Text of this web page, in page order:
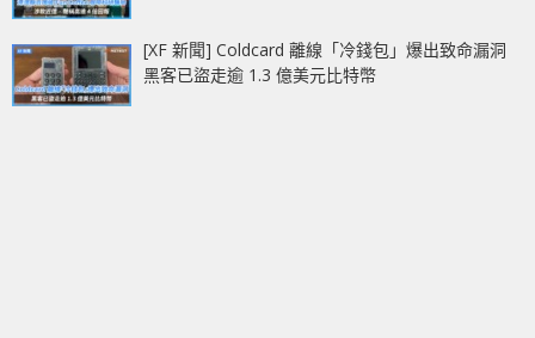
[XF 新聞] Coldcard 離線「冷錢包」爆出致命漏洞
黑客已盜走逾 1.3 億美元比特幣